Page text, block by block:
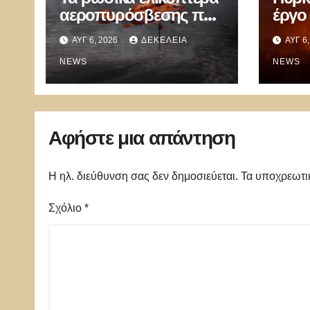
αεροπυρόσβεσης που
μπορούν να ρίχνουν 5
τόνους νερού με 8
μποφόρ
ΑΥΓ 6, 2026 ΔΕΚΈΛΕΙΑ
NEWS
έργο
ΑΥΓ
NEWS
Αφήστε μια απάντηση
Η ηλ. διεύθυνση σας δεν δημοσιεύεται. Τα
Σχόλιο *